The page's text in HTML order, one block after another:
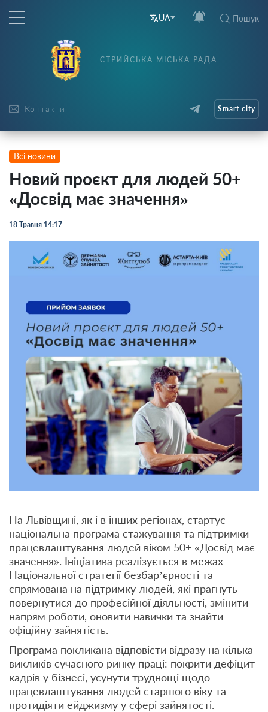
UA Пошук
Контакти
СТРИЙСЬКА МІСЬКА РАДА
Smart city
Всі новини
Новий проєкт для людей 50+
«Досвід має значення»
18 Травня 14:17
На Львівщині, як і в інших регіонах, стартує
національна програма стажування та підтримки
працевлаштування людей віком 50+ «Досвід має
значення». Ініціатива реалізується в межах
Національної стратегії безбар’єрності та
спрямована на підтримку людей, які прагнуть
повернутися до професійної діяльності, змінити
напрям роботи, оновити навички та знайти
офіційну зайнятість.
Програма покликана відповісти відразу на кілька
викликів сучасного ринку праці: покрити дефіцит
кадрів у бізнесі, усунути труднощі щодо
працевлаштування людей старшого віку та
протидіяти ейджизму у сфері зайнятості.